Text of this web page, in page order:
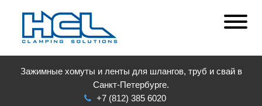
Зажимные хомуты и ленты для шлангов, труб и свай в
Санкт-Петербурге.
+7 (812) 385 6020